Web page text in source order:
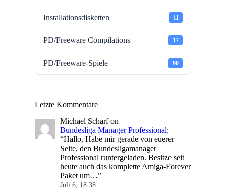
Installationsdisketten 11
PD/Freeware Compilations 17
PD/Freeware-Spiele 90
Letzte Kommentare
Michael Scharfon
Bundesliga Manager Professional:
“Hallo, Habe mir gerade von euerer
Seite, den Bundesligamanager
Professional runtergeladen. Besitze seit
heute auch das komplette Amiga-Forever
Paket um…”
Juli 6, 18:38